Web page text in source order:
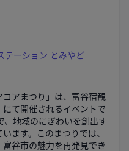
テーション とみやど
アまつり」は、富谷宿観
て開催されるイベントで
地域のにぎわいを創出す
ます。このまつりでは、
谷市の魅力を再発見でき